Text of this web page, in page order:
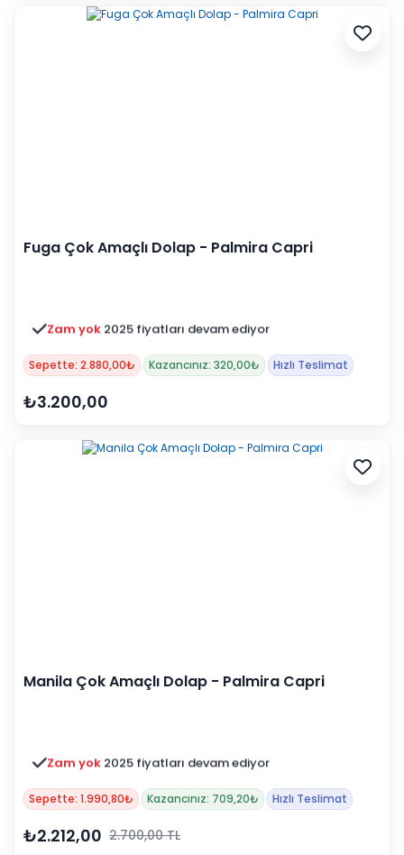
Fuga Çok Amaçlı Dolap - Palmira Capri
Zam yok 2025 fiyatları devam ediyor
Sepette: 2.880,00₺ Kazancınız: 320,00₺ Hızlı Teslimat
₺3.200,00
Manila Çok Amaçlı Dolap - Palmira Capri
Zam yok 2025 fiyatları devam ediyor
Sepette: 1.990,80₺ Kazancınız: 709,20₺ Hızlı Teslimat
₺2.212,00 2.700,00 TL